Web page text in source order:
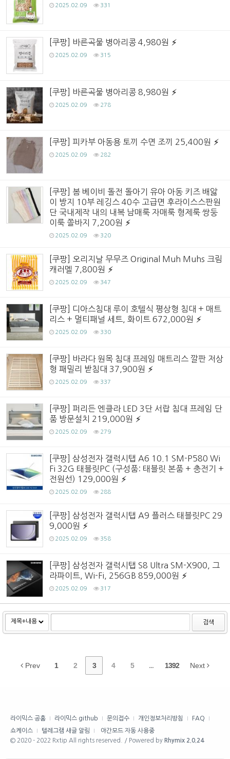
2025.02.09 331
[쿠팡] 바른곡물 병아리콩 4,980원
2025.02.09 315
[쿠팡] 바른곡물 병아리콩 8,980원
2025.02.09 278
[쿠팡] 피카부 아동용 토끼 수면 조끼 25,400원
2025.02.09 282
[쿠팡] 봄 베이비 돌전 돌아기 유아 아동 키즈 배앓
이 방지 10부 레깅스 40수 고급면 후라이스스판원
단 국내제작 내의 내복 남매룩 자매룩 형제룩 쌍둥
이룩 쫄바지 7,200원
2025.02.09 320
[쿠팡] 오리지날 무무즈 Original Muh Muhs 크림
캐러멜 7,800원
2025.02.09 347
[쿠팡] 디아스침대 루이 호텔식 평상형 침대 + 매트
리스 + 멀티패널 세트, 화이트 672,000원
2025.02.09 330
[쿠팡] 바라다 원목 침대 프레임 매트리스 깔판 저상
형 패밀리 받침대 37,900원
2025.02.09 337
[쿠팡] 퍼리든 엔클라 LED 3단 서랍 침대 프레임 단
품 방문설치 219,000원
2025.02.09 279
[쿠팡] 삼성전자 갤럭시탭 A6 10.1 SM-P580 Wi
Fi 32G 태블릿PC (구성품: 태블릿 본품 + 충전기 +
전원선) 129,000원
2025.02.09 288
[쿠팡] 삼성전자 갤럭시탭 A9 플러스 태블릿PC 29
9,000원
2025.02.09 358
[쿠팡] 삼성전자 갤럭시탭 S8 Ultra SM-X900, 그
라파이트, Wi-Fi, 256GB 859,000원
2025.02.09 317
검색
Prev 1 2 3 4 5 ... 1392 Next
라이믹스 공홈 라이믹스 github 문의접수 개인정보처리방침
FAQ
쇼케이스
텔레그램 새글 알림
야간모드 자동 사용중
© 2020 - 2022 Rxtip All rights reserved. / Powered by Rhymix 2.0.24